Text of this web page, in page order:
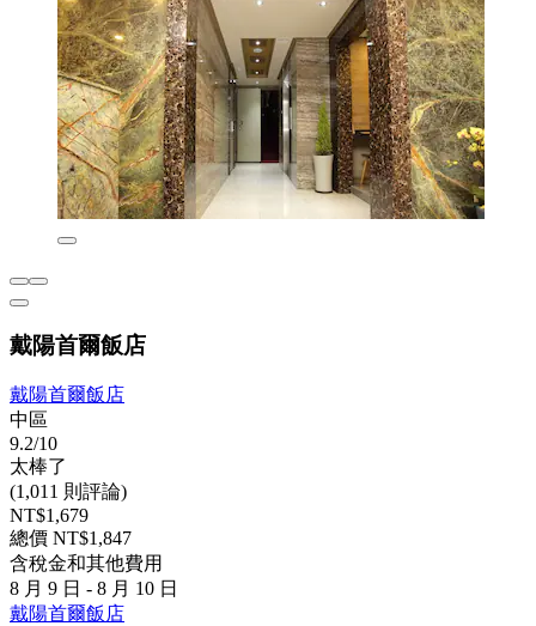
戴陽首爾飯店
戴陽首爾飯店
中區
9.2/10
太棒了
(1,011 則評論)
NT$1,679
總價 NT$1,847
含稅金和其他費用
8 月 9 日 - 8 月 10 日
戴陽首爾飯店